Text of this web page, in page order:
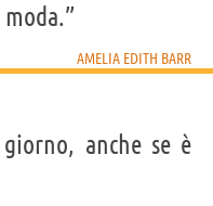
AMELIA EDITH BARR
anche se è